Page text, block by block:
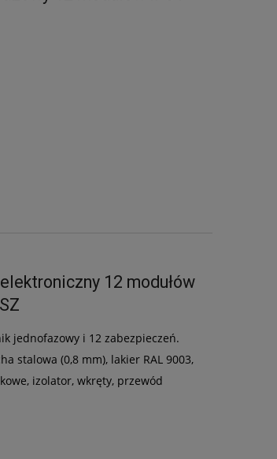
12 modułów
jednofazowy i 12 zabezpieczeń.
stalowa (0,8 mm), lakier RAL 9003,
izolator, wkręty, przewód